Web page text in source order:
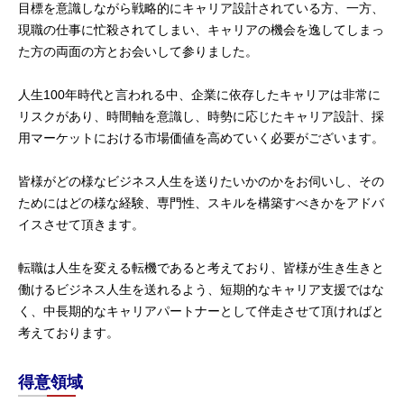
目標を意識しながら戦略的にキャリア設計されている方、一方、
現職の仕事に忙殺されてしまい、キャリアの機会を逸してしまっ
た方の両面の方とお会いして参りました。
人生100年時代と言われる中、企業に依存したキャリアは非常に
リスクがあり、時間軸を意識し、時勢に応じたキャリア設計、採
用マーケットにおける市場価値を高めていく必要がございます。
皆様がどの様なビジネス人生を送りたいかのかをお伺いし、その
ためにはどの様な経験、専門性、スキルを構築すべきかをアドバ
イスさせて頂きます。
転職は人生を変える転機であると考えており、皆様が生き生きと
働けるビジネス人生を送れるよう、短期的なキャリア支援ではな
く、中長期的なキャリアパートナーとして伴走させて頂ければと
考えております。
得意領域